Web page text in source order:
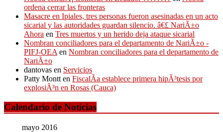
ordena cerrar las fronteras
Masacre en Ipiales, tres personas fueron asesinadas en un acto
sicarial y las autoridades guardan silencio. â€£ NariÃ±o
Ahora en Tres muertos y un herido deja ataque sicarial
Nombran conciliadores para el departamento de NariÃ±o -
PIFJ-OEAen Nombran conciliadores para el departamento de
NariÃ±o
dantovas en Servicios
Patty Montten FiscalÃ­a establece primera hipÃ³tesis por
explosiÃ³n en Rosas (Cauca)
Calendario de Noticias
mayo 2016